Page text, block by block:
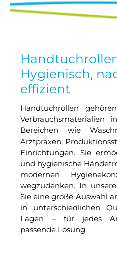
Hygienisch,
effizient
Handtuchrollen
Verbrauchsmaterialien
Bereichen wie
Arztpraxen,
Einrichtungen. Sie
und hygienische
modernen
wegzudenken. In
Sie eine große Auswahl
in unterschiedlichen
Lagen – für jedes
passende Lösung.